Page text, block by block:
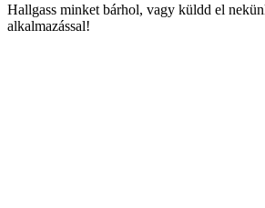
Hallgass minket bárhol, vagy küldd el
alkalmazással!